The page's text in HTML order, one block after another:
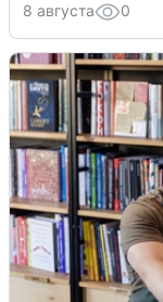
8 августа 0